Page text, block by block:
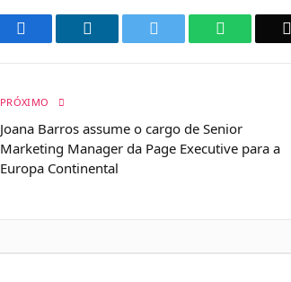
Facebook LinkedIn WhatsApp
PRÓXIMO
Joana Barros assume o cargo de Senior
Marketing Manager da Page Executive para a
Europa Continental